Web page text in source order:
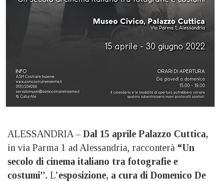
ALESSANDRIA – Dal 15 aprile Palazzo Cuttica,
in via Parma 1 ad Alessandria, racconterà “Un
secolo di cinema italiano tra fotografie e
costumi”. L’esposizione, a cura di Domenico De